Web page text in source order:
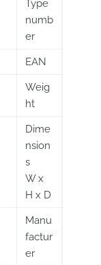
Type
numb
er
EAN
Weig
ht
Dime
nsion
s
W x
H x D
Manu
factur
er